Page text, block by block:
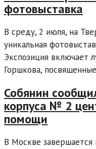
фотовыставка
В среду, 2 июля, на
уникальная
Экспозиция включает
Горшкова,
Собянин
корпуса № 2
помощи
В Москве завершается